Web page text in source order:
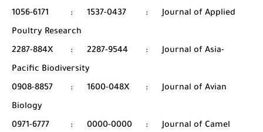
1056-6171
: 1537-0437 :
Journal of Applied
Poultry Research
2287-884X
: 2287-9544 :
Journal of Asia-
Pacific Biodiversity
0908-8857
: 1600-048X :
Journal of Avian
Biology
0971-6777
: 0000-0000 :
Journal of Camel